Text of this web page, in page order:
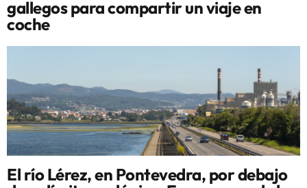
gallegos para compartir un viaje en
coche
El río Lérez, en Pontevedra, por debajo